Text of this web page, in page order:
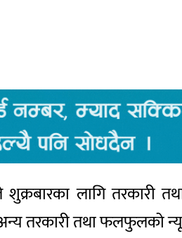
लागि
तरकारी तथा फलफुलको